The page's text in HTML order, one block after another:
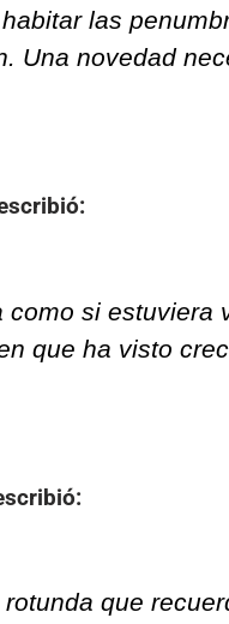
las
Una novedad
como si estuviera
que ha visto
que